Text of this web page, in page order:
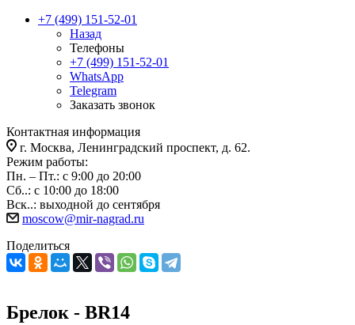
+7 (499) 151-52-01
Назад
Телефоны
+7 (499) 151-52-01
WhatsApp
Telegram
Заказать звонок
Контактная информация
г. Москва, Ленинградский проспект, д. 62.
Режим работы:
Пн. – Пт.: с 9:00 до 20:00
Сб..: с 10:00 до 18:00
Вск..: выходной до сентября
moscow@mir-nagrad.ru
Поделиться
Брелок - BR14